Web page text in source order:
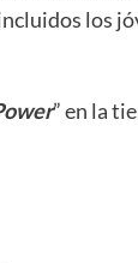
los
” en la